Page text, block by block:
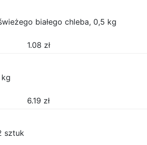
białego chleba, 0,5 kg
1.08 zł
kg
6.19 zł
sztuk